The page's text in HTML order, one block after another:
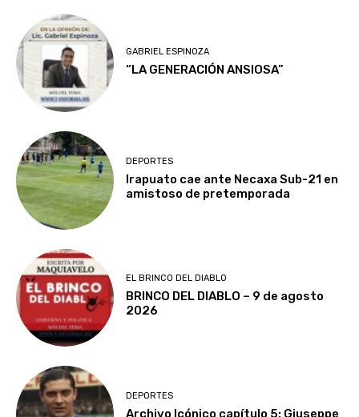
GABRIEL ESPINOZA
“LA GENERACIÓN ANSIOSA”
DEPORTES
Irapuato cae ante Necaxa Sub-21 en
amistoso de pretemporada
EL BRINCO DEL DIABLO
BRINCO DEL DIABLO – 9 de agosto
2026
DEPORTES
Archivo Icónico capítulo 5: Giuseppe